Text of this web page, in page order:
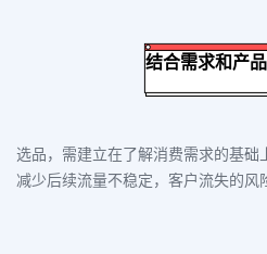
结合需求和产
选品，需建立在了解消费需求的基础
减少后续流量不稳定，客户流失的风